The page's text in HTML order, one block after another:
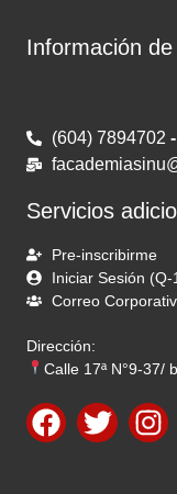
Información
(604) 7894702 -
Servicios
Pre-inscribirme
Iniciar Sesión (Q-
Correo
Dirección:
Calle 17ª N°9-37/